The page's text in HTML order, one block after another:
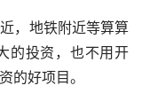
，地铁附近等算算
的投资，也不用开
的好项目。